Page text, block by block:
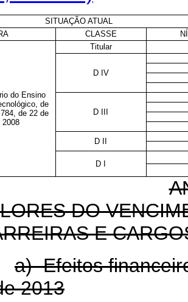
SITUAÇÃO ATUAL
CLASSE
do Ensino
de
de 22 de
2008
Titular
D IV
D III
D II
D I
DO
E
a) Efeitos
2013